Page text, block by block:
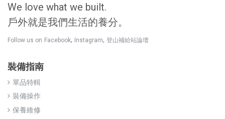
We love what we built.
戶外就是我們生活的養分。
Follow us on Facebook, Instagram, 登山補給站論壇
裝備指南
單品特輯
裝備操作
保養維修